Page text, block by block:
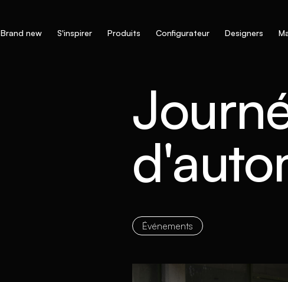
Brand new S'inspirer Produits Configurateur Designers
Événements